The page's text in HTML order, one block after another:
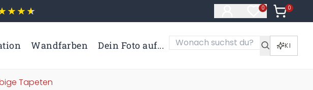
0
Artikel im
0
Artikel
Wandfarben Dein Foto auf... KI
Tapeten